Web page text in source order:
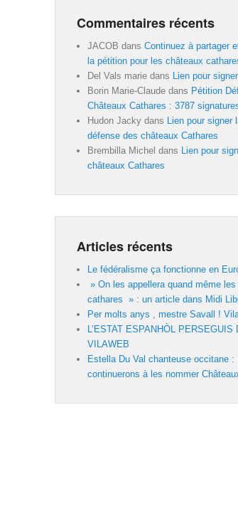
Commentaires récents
JACOB dans Continuez à partager
la pétition pour les châteaux
Del Vals marie dans
Lien pour
Borin Marie-Claude dans Pétition
Châteaux Cathares : 3787
Hudon Jacky dans
Lien pour signer
défense des châteaux Cathares
Brembilla Michel dans
Lien pour
châteaux Cathares
Articles récents
Le fédéralisme ça fonctionne en
» On les appellera quand même
cathares » : un article dans Midi
Per molts anys , mestre Savall !
L’ESTAT ESPANHÒL PERSEGUIS
VILAWEB
Estella Du Val chanteuse occitane
continuerons à les nommer